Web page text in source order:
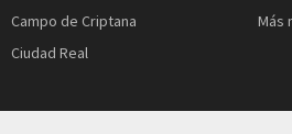
Campo de Criptana
Ciudad Real
Más